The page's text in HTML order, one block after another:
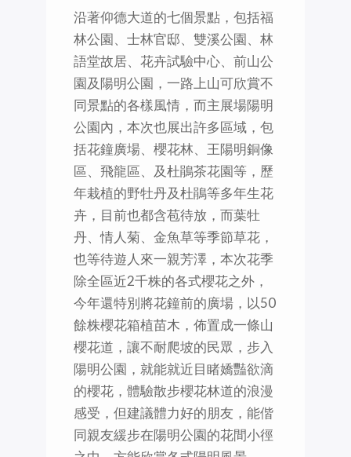
沿著仰德大道的七個景點，包括福
林公園、士林官邸、雙溪公園、林
語堂故居、花卉試驗中心、前山公
園及陽明公園，一路上山可欣賞不
同景點的各樣風情，而主展場陽明
公園內，本次也展出許多區域，包
括花鐘廣場、櫻花林、王陽明銅像
區、飛龍區、及杜鵑茶花園等，歷
年栽植的野牡丹及杜鵑等多年生花
卉，目前也都含苞待放，而葉牡
丹、情人菊、金魚草等季節草花，
也等待遊人來一親芳澤，本次花季
除全區近2千株的各式櫻花之外，
今年還特別將花鐘前的廣場，以50
餘株櫻花箱植苗木，佈置成一條山
櫻花道，讓不耐爬坡的民眾，步入
陽明公園，就能就近目睹嬌豔欲滴
的櫻花，體驗散步櫻花林道的浪漫
感受，但建議體力好的朋友，能偕
同親友緩步在陽明公園的花間小徑